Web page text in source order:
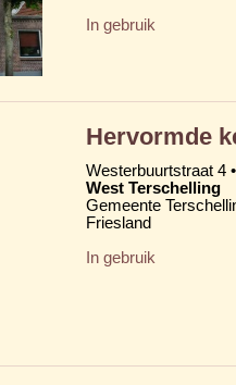
In gebruik
Hervormde
Westerbuurtstraat 4
West Terschelling
Gemeente
Friesland
In gebruik